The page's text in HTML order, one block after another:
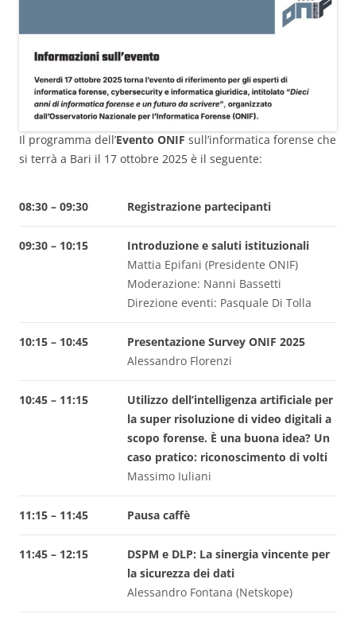
Il programma dell’Evento ONIF sull’informatica forense che
si terrà a Bari il 17 ottobre 2025 è il seguente:
08:30 – 09:30 Registrazione partecipanti
09:30 – 10:15
Introduzione e saluti istituzionali
Mattia Epifani (Presidente ONIF)
Moderazione: Nanni Bassetti
Direzione eventi: Pasquale Di Tolla
10:15 – 10:45
Presentazione Survey ONIF 2025
Alessandro Florenzi
10:45 – 11:15
Utilizzo dell’intelligenza artificiale per
la super risoluzione di video digitali a
scopo forense. È una buona idea? Un
caso pratico: riconoscimento di volti
Massimo Iuliani
11:15 – 11:45 Pausa caffè
11:45 – 12:15
DSPM e DLP: La sinergia vincente per
la sicurezza dei dati
Alessandro Fontana (Netskope)